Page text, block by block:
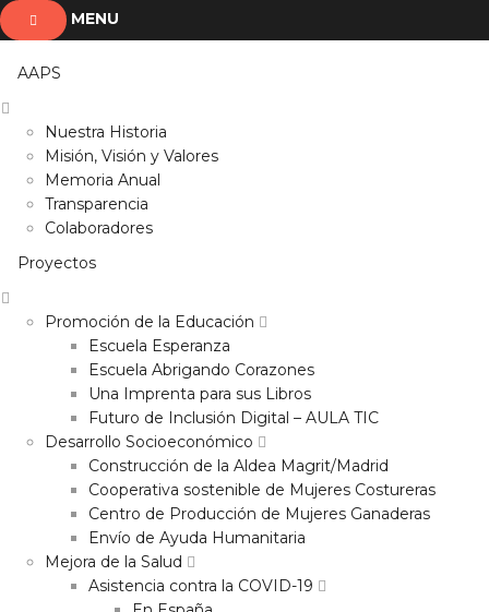
MENU
AAPS
Nuestra Historia
Misión, Visión y Valores
Memoria Anual
Transparencia
Colaboradores
Proyectos
Promoción de la Educación
Escuela Esperanza
Escuela Abrigando Corazones
Una Imprenta para sus Libros
Futuro de Inclusión Digital – AULA TIC
Desarrollo Socioeconómico
Construcción de la Aldea Magrit/Madrid
Cooperativa sostenible de Mujeres Costureras
Centro de Producción de Mujeres Ganaderas
Envío de Ayuda Humanitaria
Mejora de la Salud
Asistencia contra la COVID-19